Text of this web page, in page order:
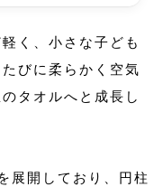
く、小さな子ども
びに柔らかく空気
タオルへと成長し
展開しており、円柱